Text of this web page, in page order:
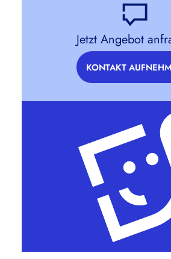
Jetzt Angebot
KONTAKT